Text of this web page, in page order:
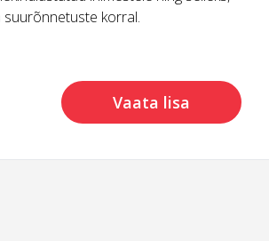
suurõnnetuste korral.
Vaata lisa